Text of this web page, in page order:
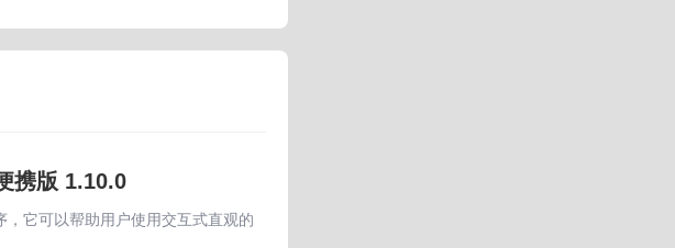
携版 1.10.0
它可以帮助用户使用交互式直观的